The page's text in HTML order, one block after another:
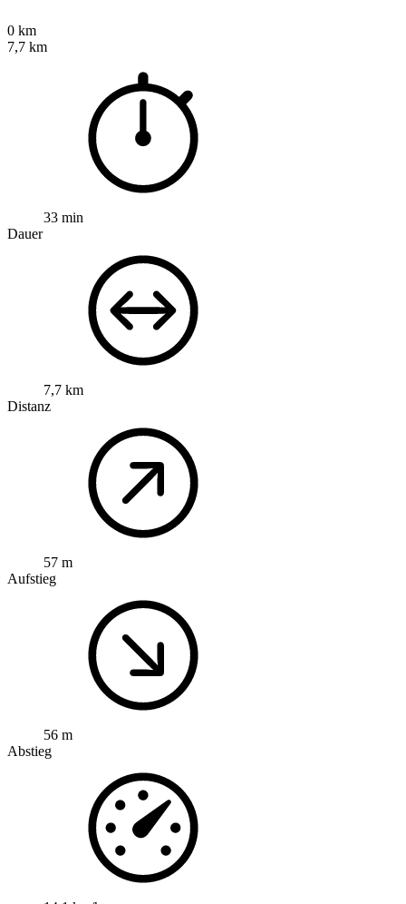
0 km
7,7 km
33 min
Dauer
7,7 km
Distanz
57 m
Aufstieg
56 m
Abstieg